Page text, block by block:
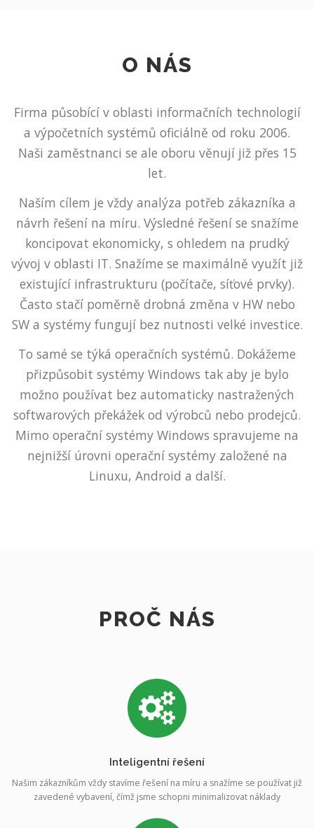
O NÁS
Firma působící v oblasti informačních technologií
a výpočetních systémů oficiálně od roku 2006.
Naši zaměstnanci se ale oboru věnují již přes 15
let.
Naším cílem je vždy analýza potřeb zákazníka a
návrh řešení na míru. Výsledné řešení se snažíme
koncipovat ekonomicky, s ohledem na prudký
vývoj v oblasti IT. Snažíme se maximálně využít již
existující infrastrukturu (počítače, síťové prvky).
Často stačí poměrně drobná změna v HW nebo
SW a systémy fungují bez nutnosti velké investice.
To samé se týká operačních systémů. Dokážeme
přizpůsobit systémy Windows tak aby je bylo
možno používat bez automaticky nastražených
softwarových překážek od výrobců nebo prodejců.
Mimo operační systémy Windows spravujeme na
nejnižší úrovni operační systémy založené na
Linuxu, Android a další.
PROČ NÁS
Inteligentní řešení
Našim zákazníkům vždy stavíme řešení na míru a snažíme se používat již
zavedené vybavení, čímž jsme schopni minimalizovat náklady